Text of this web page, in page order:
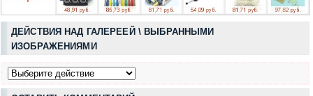
ДЕЙСТВИЯ НАД ГАЛЕРЕЕЙ \ ВЫБРАННЫМИ
ИЗОБРАЖЕНИЯМИ